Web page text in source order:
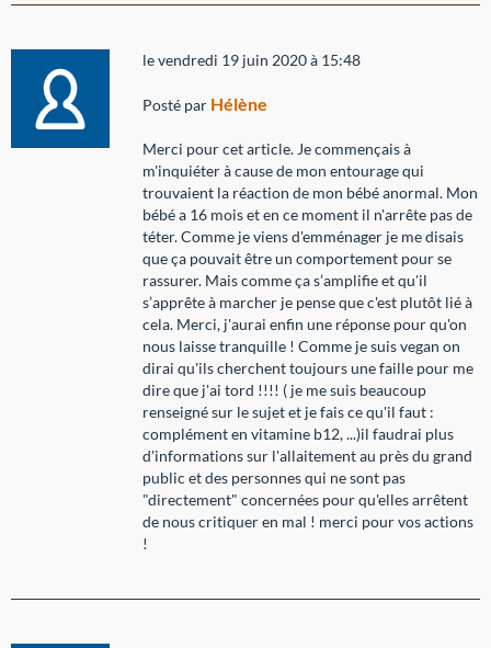
le vendredi 19 juin 2020 à 15:48
Posté par Hélène
Merci pour cet article. Je commençais à
m'inquiéter à cause de mon entourage qui
trouvaient la réaction de mon bébé anormal. Mon
bébé a 16 mois et en ce moment il n'arrête pas de
téter. Comme je viens d'emménager je me disais
que ça pouvait être un comportement pour se
rassurer. Mais comme ça s’amplifie et qu'il
s’apprête à marcher je pense que c'est plutôt lié à
cela. Merci, j'aurai enfin une réponse pour qu'on
nous laisse tranquille ! Comme je suis vegan on
dirai qu'ils cherchent toujours une faille pour me
dire que j'ai tord !!!! ( je me suis beaucoup
renseigné sur le sujet et je fais ce qu'il faut :
complément en vitamine b12, ...)il faudrai plus
d'informations sur l'allaitement au près du grand
public et des personnes qui ne sont pas
"directement" concernées pour qu'elles arrêtent
de nous critiquer en mal ! merci pour vos actions
!